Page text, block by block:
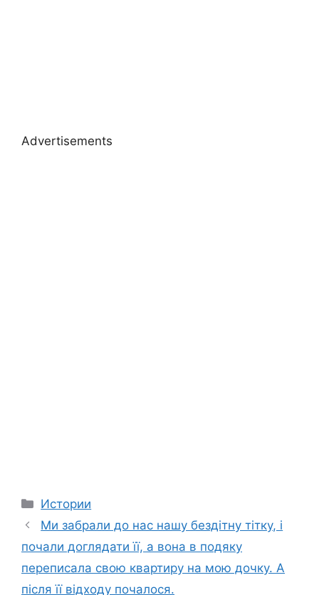
Advertisements
Categories
Истории
Ми забрали до нас нашу бездітну тітку, і
почали доглядати її, а вона в подяку
переписала свою квартиру на мою дочку. А
після її відходу почалося.